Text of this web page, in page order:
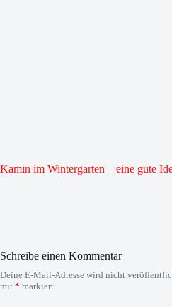
Kamin im Wintergarten – eine gute
Schreibe einen Kommentar
Deine E-Mail-Adresse wird nicht
mit * markiert